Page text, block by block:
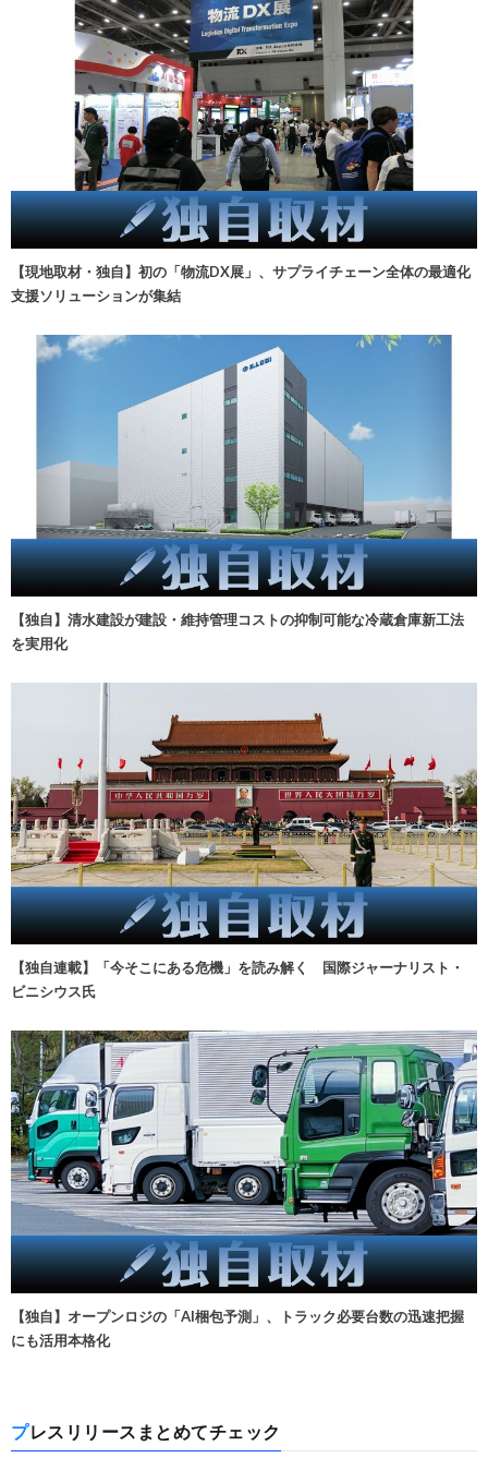
【現地取材・独自】初の「物流DX展」、サプライチェーン全体の最適化
支援ソリューションが集結
【独自】清水建設が建設・維持管理コストの抑制可能な冷蔵倉庫新工法
を実用化
【独自連載】「今そこにある危機」を読み解く 国際ジャーナリスト・
ビニシウス氏
【独自】オープンロジの「AI梱包予測」、トラック必要台数の迅速把握
にも活用本格化
プレスリリースまとめてチェック